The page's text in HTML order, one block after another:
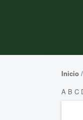
Inicio /
A B C